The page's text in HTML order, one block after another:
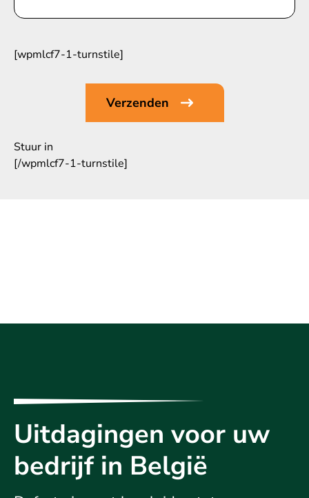
[wpmlcf7-1-turnstile]
Stuur in
[/wpmlcf7-1-turnstile]
Uitdagingen voor uw
bedrijf in België